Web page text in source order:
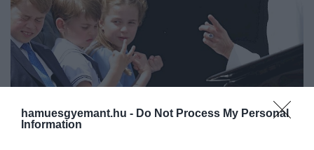
hamuesgyemant.hu - Do Not Process My Personal
Information